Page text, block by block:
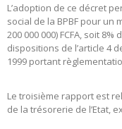
L’adoption de ce décret
social de la BPBF pour un
200 000 000) FCFA, soit
dispositions de l’article 4
1999 portant
Le troisième rapport est
de la trésorerie de l’Etat,